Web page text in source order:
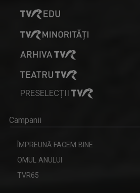
PRESELECȚII
Campanii
ÎMPREUNĂ FACEM BINE
OMUL ANULUI
TVR65